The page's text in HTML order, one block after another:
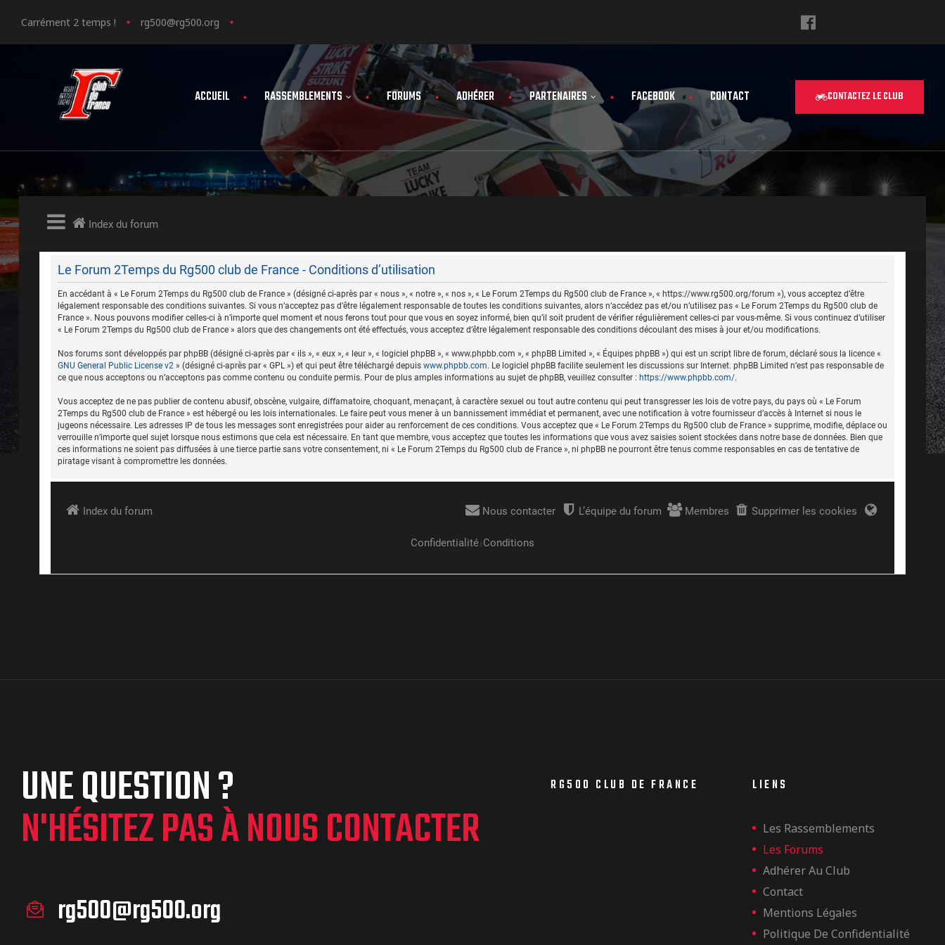
Carrément 2 temps ! rg500@rg500.org
ACCUEIL RASSEMBLEMENTS FORUMS ADHÉRER PARTENAIRES FACEBOOK CONTACT CONTACTEZ LE CLUB
UNE QUESTION ?
N'HÉSITEZ PAS À NOUS CONTACTER
rg500@rg500.org
RG500 CLUB DE FRANCE LIENS
Les Rassemblements
Les Forums
Adhérer Au Club
Contact
Mentions Légales
Politique De Confidentialité